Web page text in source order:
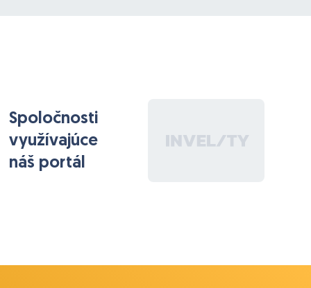
Spoločnosti
využívajúce
náš portál